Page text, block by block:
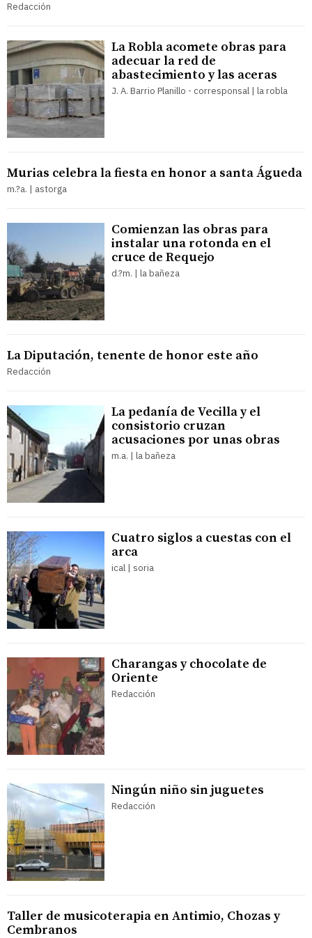
Redacción
La Robla acomete obras para
adecuar la red de
abastecimiento y las aceras
J. A. Barrio Planillo - corresponsal | la robla
Murias celebra la fiesta en honor a santa Águeda
m.?a. | astorga
Comienzan las obras para
instalar una rotonda en el
cruce de Requejo
d.?m. | la bañeza
La Diputación, tenente de honor este año
Redacción
La pedanía de Vecilla y el
consistorio cruzan
acusaciones por unas obras
m.a. | la bañeza
Cuatro siglos a cuestas con el
arca
ical | soria
Charangas y chocolate de
Oriente
Redacción
Ningún niño sin juguetes
Redacción
Taller de musicoterapia en Antimio, Chozas y
Cembranos